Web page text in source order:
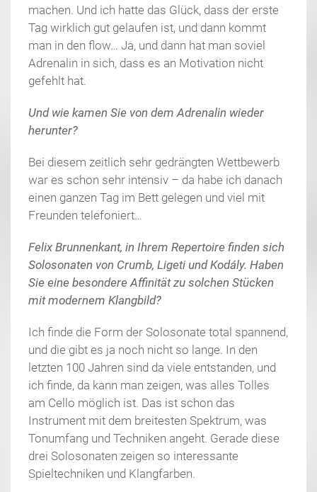
machen. Und ich hatte das Glück, dass der erste
Tag wirklich gut gelaufen ist, und dann kommt
man in den flow… Ja, und dann hat man soviel
Adrenalin in sich, dass es an Motivation nicht
gefehlt hat.
Und wie kamen Sie von dem Adrenalin wieder
herunter?
Bei diesem zeitlich sehr gedrängten Wettbewerb
war es schon sehr intensiv – da habe ich danach
einen ganzen Tag im Bett gelegen und viel mit
Freunden telefoniert…
Felix Brunnenkant, in Ihrem Repertoire finden sich
Solosonaten von Crumb, Ligeti und Kodály. Haben
Sie eine besondere Affinität zu solchen Stücken
mit modernem Klangbild?
Ich finde die Form der Solosonate total spannend,
und die gibt es ja noch nicht so lange. In den
letzten 100 Jahren sind da viele entstanden, und
ich finde, da kann man zeigen, was alles Tolles
am Cello möglich ist. Das ist schon das
Instrument mit dem breitesten Spektrum, was
Tonumfang und Techniken angeht. Gerade diese
drei Solosonaten zeigen so interessante
Spieltechniken und Klangfarben.